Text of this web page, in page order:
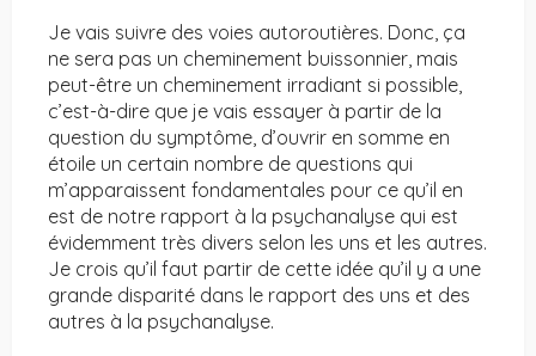
Je vais suivre des voies autoroutières. Donc, ça
ne sera pas un cheminement buissonnier, mais
peut-être un cheminement irradiant si possible,
c’est-à-dire que je vais essayer à partir de la
question du symptôme, d’ouvrir en somme en
étoile un certain nombre de questions qui
m’apparaissent fondamentales pour ce qu’il en
est de notre rapport à la psychanalyse qui est
évidemment très divers selon les uns et les autres.
Je crois qu’il faut partir de cette idée qu’il y a une
grande disparité dans le rapport des uns et des
autres à la psychanalyse.